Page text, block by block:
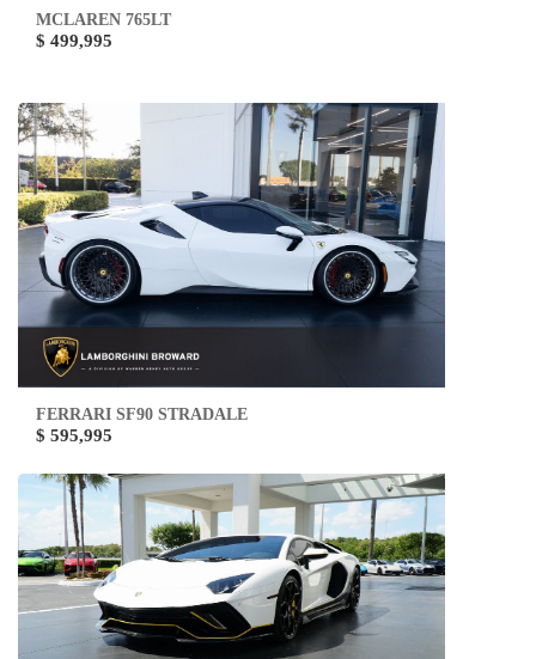
MCLAREN 765LT
$ 499,995
FERRARI SF90 STRADALE
$ 595,995